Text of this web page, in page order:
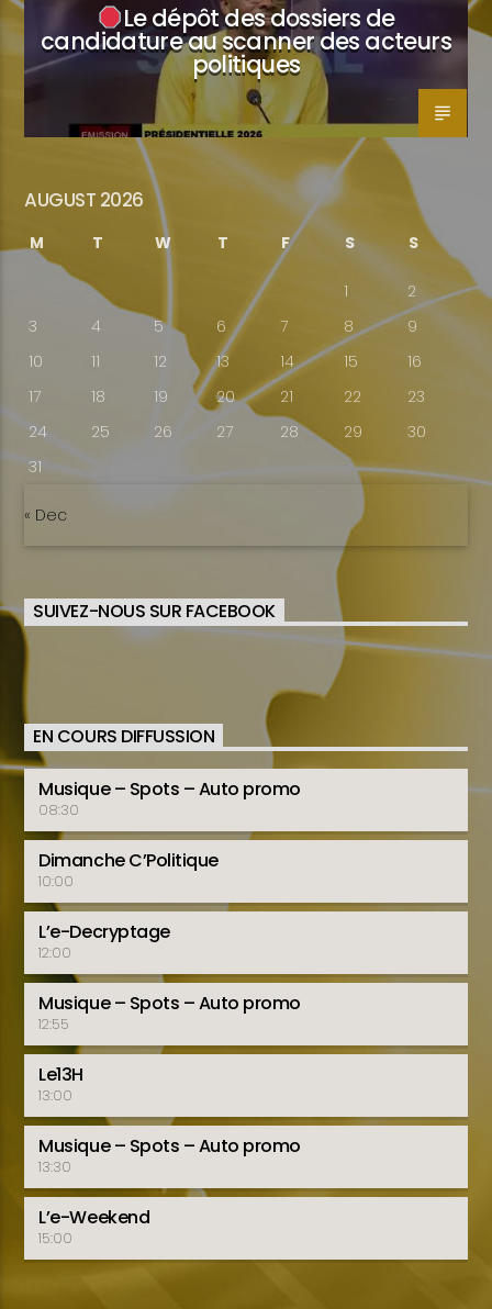
Le dépôt des dossiers de
candidature au scanner des acteurs
politiques
AUGUST 2026
M T W T F S S
1
2
3
4 5 6 7 8
9
10
11 12 13 14 15
16
17
18 19 20 21 22
23
24
25 26 27 28 29
30
31
« Dec
SUIVEZ-NOUS SUR FACEBOOK
EN COURS DIFFUSSION
Musique – Spots – Auto promo
08:30
Dimanche C’Politique
10:00
L’e-Decryptage
12:00
Musique – Spots – Auto promo
12:55
Le13H
13:00
Musique – Spots – Auto promo
13:30
L’e-Weekend
15:00